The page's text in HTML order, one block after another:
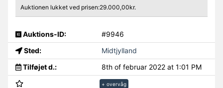
Auktionen lukket ved prisen:29.000,00kr.
Auktions-ID:
#9946
Sted:
Midtjylland
Tilføjet d.:
8th of februar 2022 at 1:01 PM
+ overvåg